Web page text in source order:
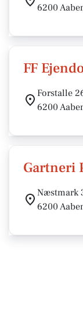
6200
FF
Forstalle
6200
Gartneri
Næstmark
6200